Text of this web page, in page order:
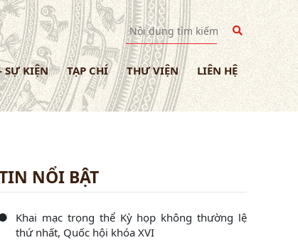
SỰ KIỆN TẠP CHÍ THƯ VIỆN LIÊN HỆ
NỔI BẬT
Khai mạc trọng thể Kỳ họp không thường lệ
thứ nhất, Quốc hội khóa XVI